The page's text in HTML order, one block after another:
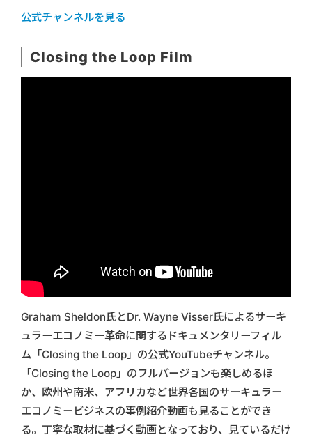
公式チャンネルを見る
Closing the Loop Film
Graham Sheldon氏とDr. Wayne Visser氏によるサーキ
ュラーエコノミー革命に関するドキュメンタリーフィル
ム「Closing the Loop」の公式YouTubeチャンネル。
「Closing the Loop」のフルバージョンも楽しめるほ
か、欧州や南米、アフリカなど世界各国のサーキュラー
エコノミービジネスの事例紹介動画も見ることができ
る。丁寧な取材に基づく動画となっており、見ているだけ